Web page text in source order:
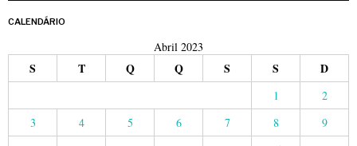
CALENDÁRIO
Abril 2023
S T Q Q S S D
1
2
3
4 5 6 7 8
9